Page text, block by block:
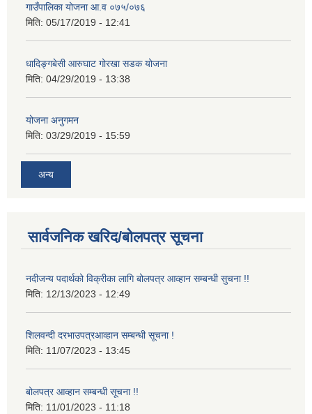
गाउँपालिका योजना आ.व ०७५/०७६
मिति: 05/17/2019 - 12:41
धादिङ्गबेसी आरुघाट गोरखा सडक योजना
मिति: 04/29/2019 - 13:38
योजना अनुगमन
मिति: 03/29/2019 - 15:59
अन्य
सार्वजनिक खरिद/बोलपत्र सूचना
नदीजन्य पदार्थको विक्रीका लागि बोलपत्र आव्हान सम्बन्धी सुचना !!
मिति: 12/13/2023 - 12:49
शिलवन्दी दरभाउपत्रआव्हान सम्बन्धी सूचना !
मिति: 11/07/2023 - 13:45
बोलपत्र आव्हान सम्बन्धी सूचना !!
मिति: 11/01/2023 - 11:18